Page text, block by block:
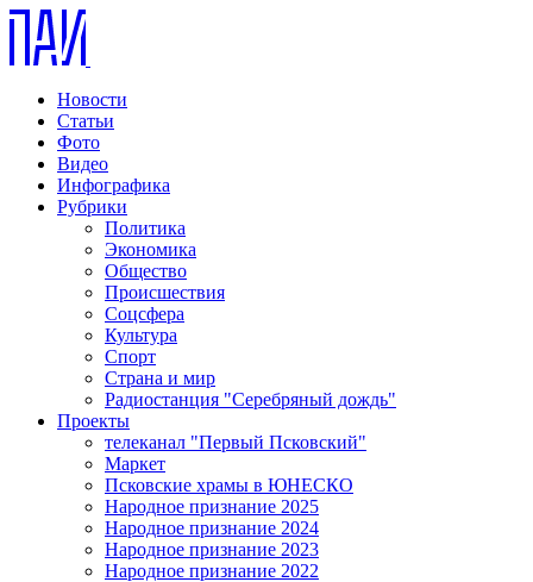
Новости
Статьи
Фото
Видео
Инфографика
Рубрики
Политика
Экономика
Общество
Происшествия
Соцсфера
Культура
Спорт
Страна и мир
Радиостанция "Серебряный дождь"
Проекты
телеканал "Первый Псковский"
Маркет
Псковские храмы в ЮНЕСКО
Народное признание 2025
Народное признание 2024
Народное признание 2023
Народное признание 2022